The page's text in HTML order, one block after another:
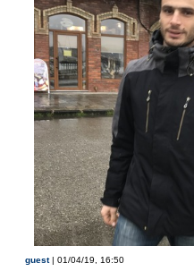
guest| 01/04/19, 16:50